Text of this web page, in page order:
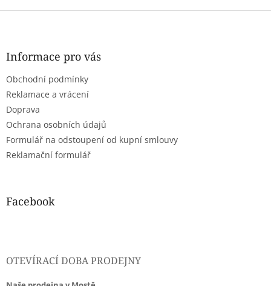
Z
Informace pro vás
Obchodní podmínky
Reklamace a vrácení
Doprava
Ochrana osobních údajů
Formulář na odstoupení od kupní smlouvy
Reklamační formulář
Facebook
OTEVÍRACÍ DOBA PRODEJNY